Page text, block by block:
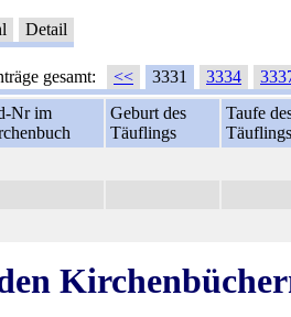
Detail
gesamt: << 3331 3334
Nr im
Geburt des
Täuflings
Taufe
Täuflings